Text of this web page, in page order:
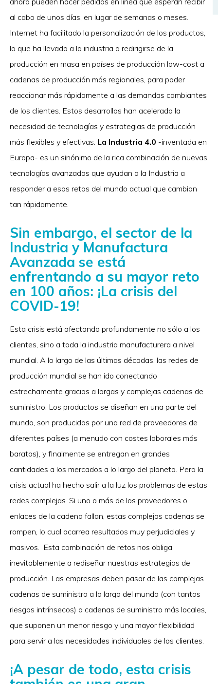
al cabo de unos días, en lugar de semanas o meses.
Internet ha facilitado la personalización de los productos,
lo que ha llevado a la industria a redirigirse de la
producción en masa en países de producción low-cost a
cadenas de producción más regionales, para poder
reaccionar más rápidamente a las demandas cambiantes
de los clientes. Estos desarrollos han acelerado la
necesidad de tecnologías y estrategias de producción
más flexibles y efectivas. La Industria 4.0 -inventada en
Europa- es un sinónimo de la rica combinación de nuevas
tecnologías avanzadas que ayudan a la Industria a
responder a esos retos del mundo actual que cambian
tan rápidamente.
Sin embargo, el sector de la
Industria y Manufactura
Avanzada se está
enfrentando a su mayor reto
en 100 años: ¡La crisis del
COVID-19!
Esta crisis está afectando profundamente no sólo a los
clientes, sino a toda la industria manufacturera a nivel
mundial. A lo largo de las últimas décadas, las redes de
producción mundial se han ido conectando
estrechamente gracias a largas y complejas cadenas de
suministro. Los productos se diseñan en una parte del
mundo, son producidos por una red de proveedores de
diferentes países (a menudo con costes laborales más
baratos), y finalmente se entregan en grandes
cantidades a los mercados a lo largo del planeta. Pero la
crisis actual ha hecho salir a la luz los problemas de estas
redes complejas. Si uno o más de los proveedores o
enlaces de la cadena fallan, estas complejas cadenas se
rompen, lo cual acarrea resultados muy perjudiciales y
masivos. Esta combinación de retos nos obliga
inevitablemente a rediseñar nuestras estrategias de
producción. Las empresas deben pasar de las complejas
cadenas de suministro a lo largo del mundo (con tantos
riesgos intrínsecos) a cadenas de suministro más locales,
que suponen un menor riesgo y una mayor flexibilidad
para servir a las necesidades individuales de los clientes.
¡A pesar de todo, esta crisis